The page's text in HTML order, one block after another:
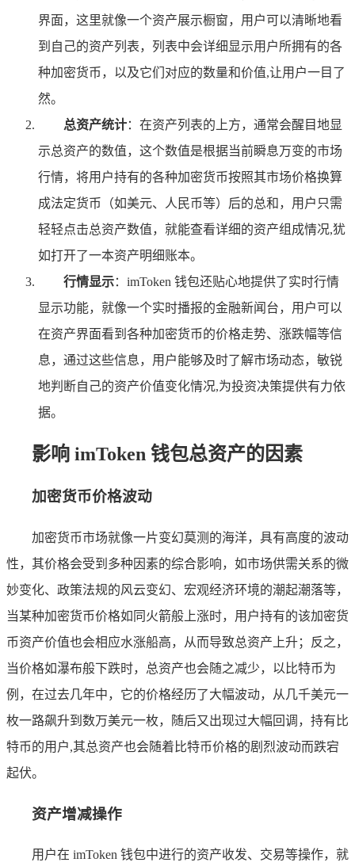
界面，这里就像一个资产展示橱窗，用户可以清晰地看
到自己的资产列表，列表中会详细显示用户所拥有的各
种加密货币，以及它们对应的数量和价值,让用户一目了
然。
总资产统计：在资产列表的上方，通常会醒目地显
示总资产的数值，这个数值是根据当前瞬息万变的市场
行情，将用户持有的各种加密货币按照其市场价格换算
成法定货币（如美元、人民币等）后的总和，用户只需
轻轻点击总资产数值，就能查看详细的资产组成情况,犹
如打开了一本资产明细账本。
行情显示：imToken 钱包还贴心地提供了实时行情
显示功能，就像一个实时播报的金融新闻台，用户可以
在资产界面看到各种加密货币的价格走势、涨跌幅等信
息，通过这些信息，用户能够及时了解市场动态，敏锐
地判断自己的资产价值变化情况,为投资决策提供有力依
据。
影响 imToken 钱包总资产的因素
加密货币价格波动
加密货币市场就像一片变幻莫测的海洋，具有高度的波动
性，其价格会受到多种因素的综合影响，如市场供需关系的微
妙变化、政策法规的风云变幻、宏观经济环境的潮起潮落等，
当某种加密货币价格如同火箭般上涨时，用户持有的该加密货
币资产价值也会相应水涨船高，从而导致总资产上升；反之，
当价格如瀑布般下跌时，总资产也会随之减少，以比特币为
例，在过去几年中，它的价格经历了大幅波动，从几千美元一
枚一路飙升到数万美元一枚，随后又出现过大幅回调，持有比
特币的用户,其总资产也会随着比特币价格的剧烈波动而跌宕
起伏。
资产增减操作
用户在 imToken 钱包中进行的资产收发、交易等操作，就